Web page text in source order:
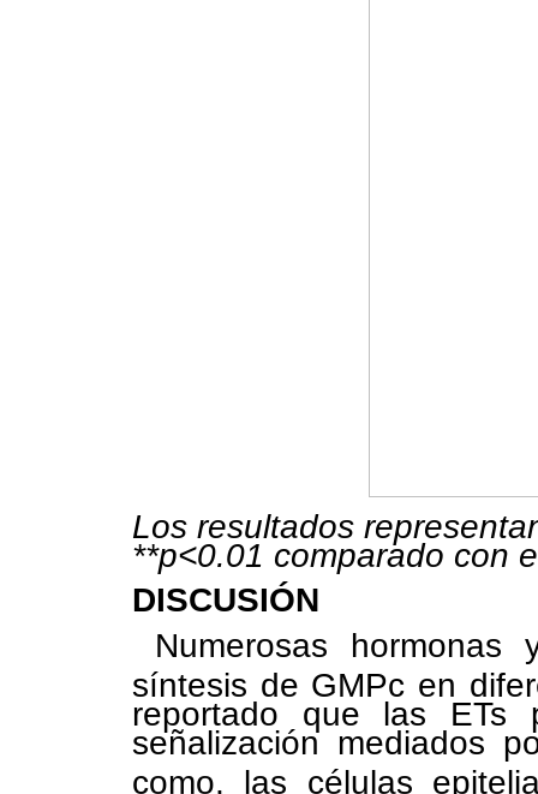
Los resultados
**p<0.01 comparado con
DISCUSIÓN
Numerosas hormonas
síntesis de GMPc en
reportado que las ETs
señalización mediados
como, las células